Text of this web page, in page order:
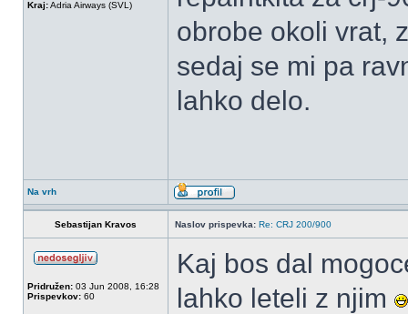
Kraj:Adria Airways (SVL)
obrobe okoli vrat,
sedaj se mi pa
lahko delo.
Na vrh
Sebastijan Kravos Naslov prispevka: Re: CRJ 200/900
Pridružen: 03 Jun 2008, 16:28
Prispevkov: 60
Kaj bos dal
lahko leteli z njim